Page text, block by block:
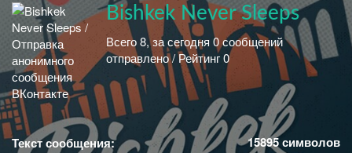
Bishkek Never Sleeps
Всего 8, за сегодня 0 сообщений
отправлено / Рейтинг 0
Текст сообщения: 15895символов